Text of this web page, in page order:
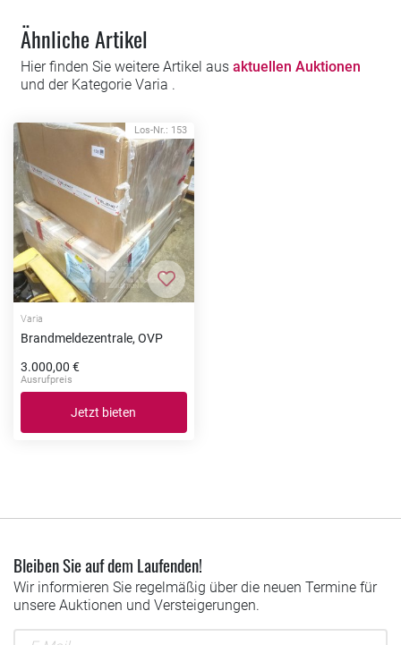
Ähnliche Artikel
Hier finden Sie weitere Artikel aus aktuellen Auktionen
und der Kategorie Varia .
Los-Nr.: 153
Zur Merkliste hinzufügen
Varia
Brandmeldezentrale, OVP
3.000,00 €
Ausrufpreis
Jetzt bieten
Bleiben Sie auf dem Laufenden!
Wir informieren Sie regelmäßig über die neuen Termine für
unsere Auktionen und Versteigerungen.